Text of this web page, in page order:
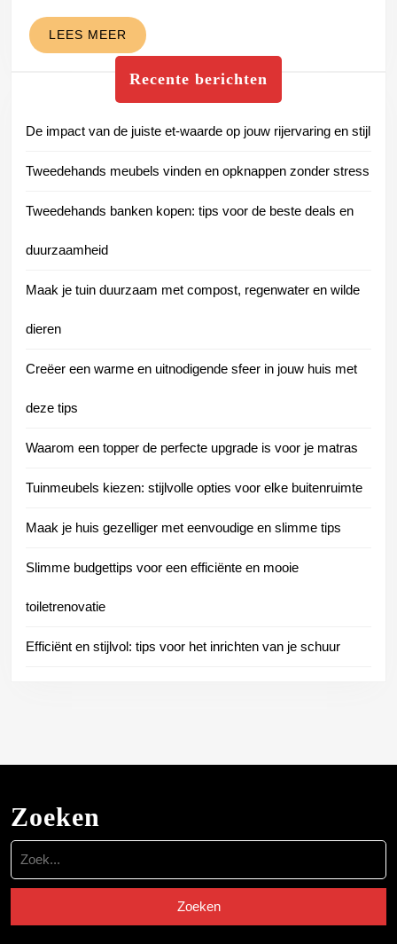
oog-
en
hoorzorg
LEES MEER LEES
MEER
Recente berichten
De impact van de juiste et-waarde op jouw rijervaring en stijl
Tweedehands meubels vinden en opknappen zonder stress
Tweedehands banken kopen: tips voor de beste deals en
duurzaamheid
Maak je tuin duurzaam met compost, regenwater en wilde
dieren
Creëer een warme en uitnodigende sfeer in jouw huis met
deze tips
Waarom een topper de perfecte upgrade is voor je matras
Tuinmeubels kiezen: stijlvolle opties voor elke buitenruimte
Maak je huis gezelliger met eenvoudige en slimme tips
Slimme budgettips voor een efficiënte en mooie
toiletrenovatie
Efficiënt en stijlvol: tips voor het inrichten van je schuur
Zoeken
Zoek
naar: